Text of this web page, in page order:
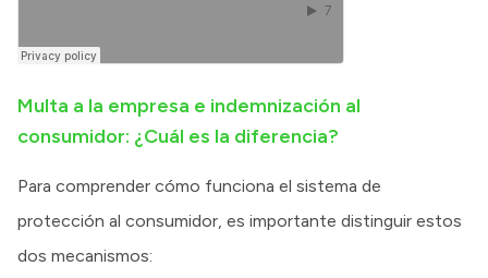
Multa a la empresa e indemnización al
consumidor: ¿Cuál es la diferencia?
Para comprender cómo funciona el sistema de
protección al consumidor, es importante distinguir estos
dos mecanismos: